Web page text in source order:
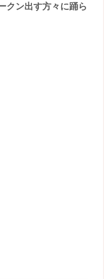
クン出す方々に踊ら